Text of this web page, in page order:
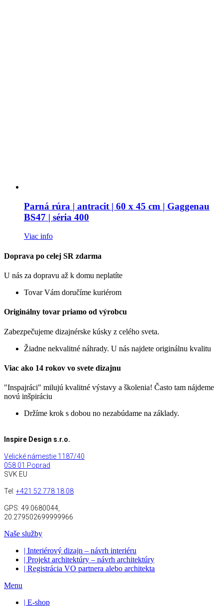
Parná rúra | antracit | 60 x 45 cm | Gaggenau
BS47 | séria 400
Viac info
Doprava po celej SR zdarma
U nás za dopravu až k domu neplatíte
Tovar Vám doručíme kuriérom
Originálny tovar priamo od výrobcu
Zabezpečujeme dizajnérske kúsky z celého sveta.
Žiadne nekvalitné náhrady. U nás najdete originálnu kvalitu
Viac ako 14 rokov vo svete dizajnu
"Inspajráci" milujú kvalitné výstavy a školenia! Často tam nájdeme
novú inšpiráciu
Držíme krok s dobou no nezabúdame na základy.
Inspire Design s.r.o.
Velické námestie 1187/40
058 01 Poprad
SVK EU
Tel: +421 52 778 18 08
GPS: 49.0680044,
20.279502699999966
Naše služby
| Interiérový dizajn – návrh interiéru
| Projekt architektúry – návrh architektúry
| Registrácia VO partnera alebo architekta
Menu
| E-shop